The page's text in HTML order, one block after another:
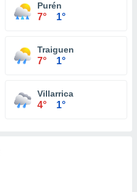
Purén
7° 1°
Traiguen
7° 1°
Villarrica
4° 1°